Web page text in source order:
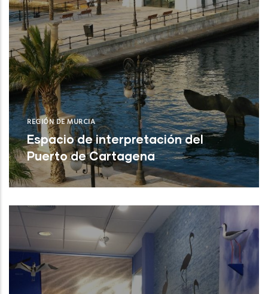
REGIÓN DE MURCIA
Espacio de interpretación del
Puerto de Cartagena
Cartagena (Región de Murcia)